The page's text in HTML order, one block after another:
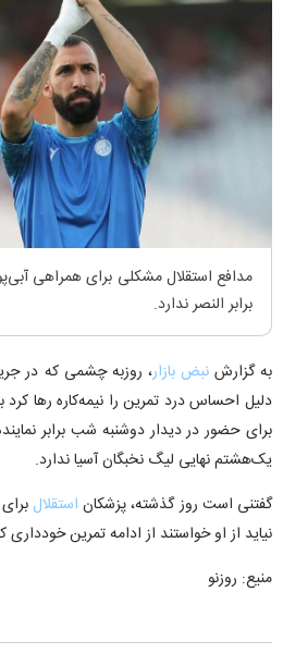
مدافع استقلال مشکلی برای همراهی
برابر النصر ندارد.
به گزارشنبض بازار، روزبه چشمی که در
دلیل احساس درد تمرین را نیمه‌کاره رها
برای حضور در دیدار دوشنبه شب برابر
یک‌هشتم نهایی لیگ نخبگان آسیا ندارد.
گفتنی است روز گذشته، پزشکان استقلال
نیاید از او خواستند از ادامه تمرین خودداری
منیع: روزنو